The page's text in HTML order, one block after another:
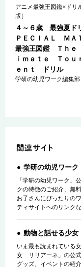
アニメ最強王図鑑×ドリ
版）
４～６歳 最強夏ド
ＰＥＣＩＡＬ ＭＡ
最強王図鑑 Ｔｈｅ
ｉｍａｔｅ Ｔｏｕ
ｅｎｔ ドリル
学研の幼児ワーク編集部
学研の幼児ワーク
「学研の幼児ワーク」
クの特徴のご紹介、無
お子さんにぴったりの
ティサイトへのリンク
動物と話せる少
いま最も読まれている
女 リリアーネ」の公
グッズ、イベントの紹